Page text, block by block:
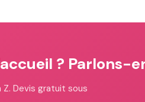
? Parlons-
Devis gratuit sous